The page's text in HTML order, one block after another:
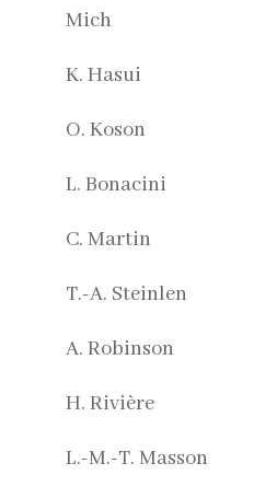
Mich
K. Hasui
O. Koson
L. Bonacini
C. Martin
T.-A. Steinlen
A. Robinson
H. Rivière
L.-M.-T. Masson